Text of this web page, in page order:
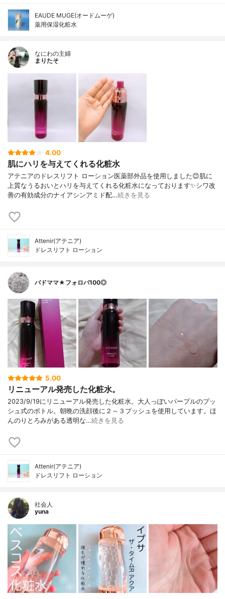
EAUDE MUGE(オードムーゲ)
薬用保湿化粧水
なにわの主婦
まりたそ
4.00
肌にハリを与えてくれる化粧水
アテニアのドレスリフト ローション医薬部外品を使用しました😊肌に
上質なうるおいとハリを与えてくれる化粧水になっております✨シワ改
善の有効成分のナイアシンアミド配…続きを見る
Attenir(アテニア)
ドレスリフト ローション
バドママ★フォロバ100◎
5.00
リニューアル発売した化粧水。
2023/9/19にリニューアル発売した化粧水。大人っぽいパープルのプッ
シュ式のボトル。朝晩の洗顔後に２～３プッシュを使用しています。ほ
んのりとろみがある透明な…続きを見る
Attenir(アテニア)
ドレスリフト ローション
社会人
yuna